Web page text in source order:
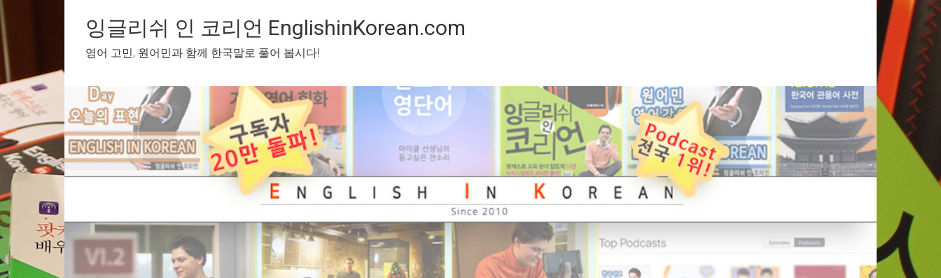
content잉글리쉬 인 코리언 EnglishinKorean.com
영어 고민, 원어민과 함께 한국말로 풀어 봅시다!